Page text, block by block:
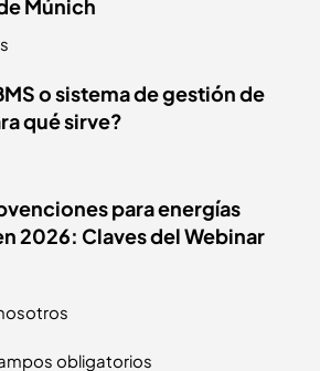
Múnich
o sistema de gestión de
qué sirve?
para energías
2026: Claves del Webinar
obligatorios